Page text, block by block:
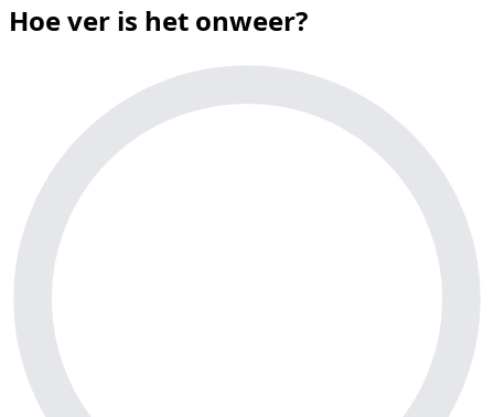
Hoe ver is het onweer?